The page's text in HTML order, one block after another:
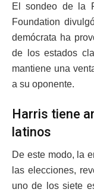
El sondeo de la
Foundation
demócrata ha
de los estados
mantiene una
a su oponente.
Harris tiene
latinos
De este modo, la
las elecciones,
uno de los siete